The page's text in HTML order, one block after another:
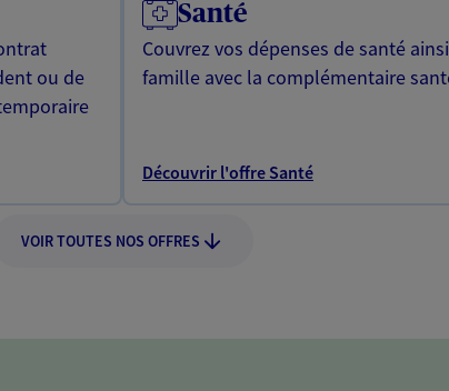
ou de
Santé
Couvrez vos dépenses de santé
famille avec la complémentaire
Découvrir l'offre Santé
VOIR TOUTES NOS OFFRES